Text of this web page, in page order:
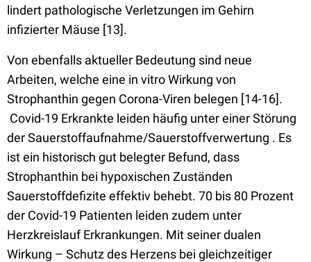
lindert pathologische Verletzungen im Gehirn
infizierter Mäuse [13].
Von ebenfalls aktueller Bedeutung sind neue
Arbeiten, welche eine in vitro Wirkung von
Strophanthin gegen Corona-Viren belegen [14-16].
Covid-19 Erkrankte leiden häufig unter einer Störung
der Sauerstoffaufnahme/Sauerstoffverwertung . Es
ist ein historisch gut belegter Befund, dass
Strophanthin bei hypoxischen Zuständen
Sauerstoffdefizite effektiv behebt. 70 bis 80 Prozent
der Covid-19 Patienten leiden zudem unter
Herzkreislauf Erkrankungen. Mit seiner dualen
Wirkung – Schutz des Herzens bei gleichzeitiger